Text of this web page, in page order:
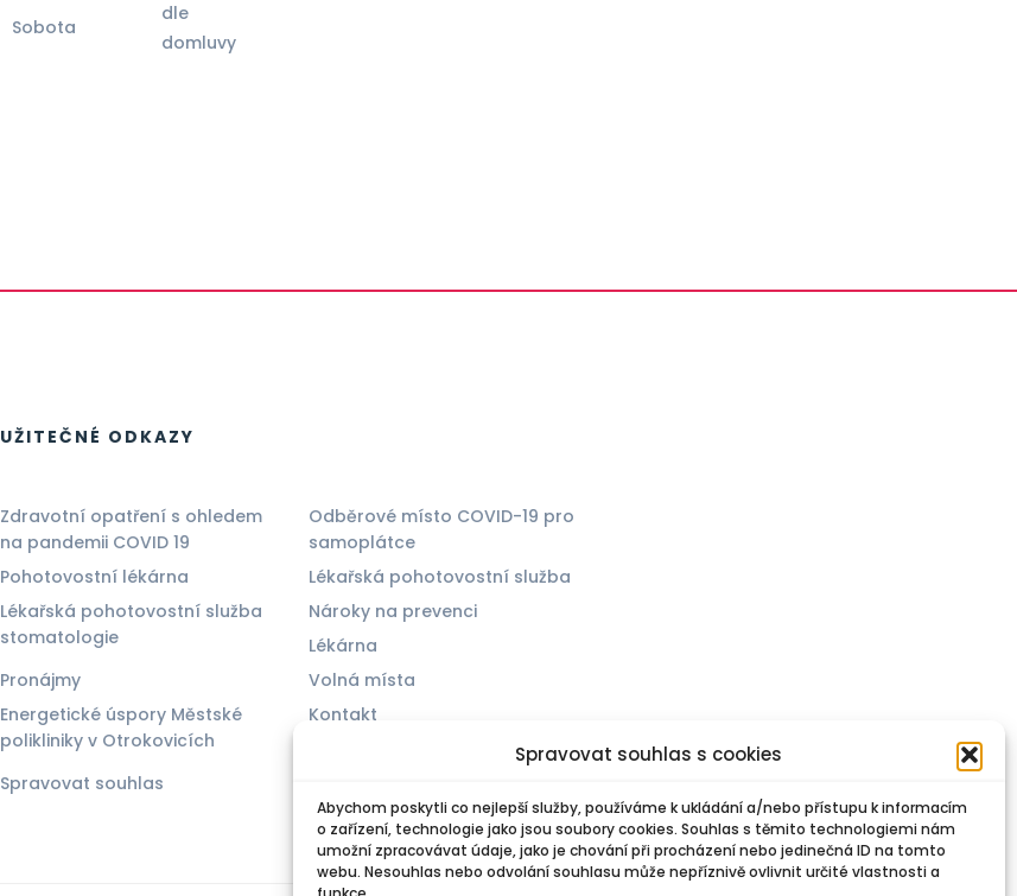
Spravovat souhlas s cookies
Abychom poskytli co nejlepší služby, používáme k ukládání a/nebo přístupu k informacím
o zařízení, technologie jako jsou soubory cookies. Souhlas s těmito technologiemi nám
umožní zpracovávat údaje, jako je chování při procházení nebo jedinečná ID na tomto
webu. Nesouhlas nebo odvolání souhlasu může nepříznivě ovlivnit určité vlastnosti a
Sobota
dle
domluvy
UŽITEČNÉ ODKAZY
Zdravotní opatření s ohledem
na pandemii COVID 19
Odběrové místo COVID-19 pro
samoplátce
Pohotovostní lékárna
Lékařská pohotovostní služba
Lékařská pohotovostní služba
stomatologie
Nároky na prevenci
Lékárna
Pronájmy
Volná místa
Energetické úspory Městské
polikliniky v Otrokovicích
Kontakt
Spravovat souhlas